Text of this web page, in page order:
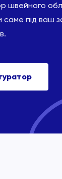
швейного
під ваш